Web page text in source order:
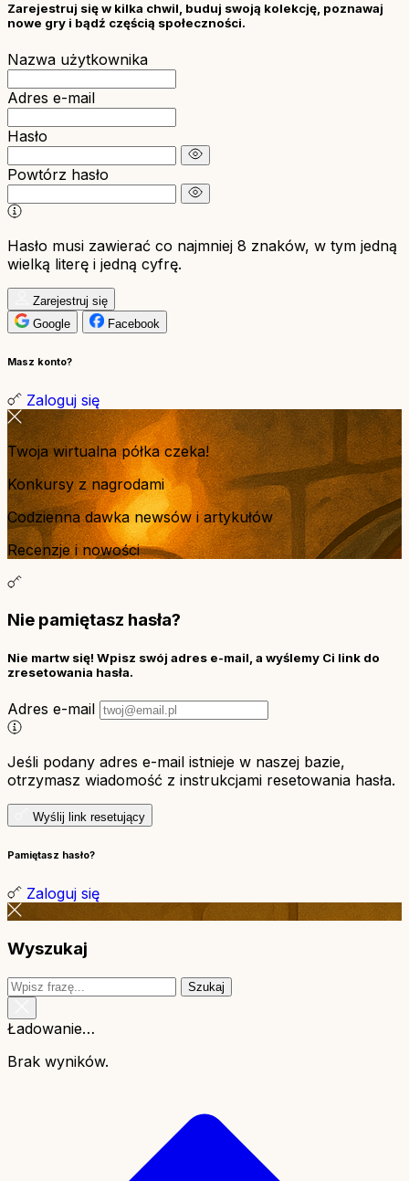
Zarejestruj się w kilka chwil, buduj swoją kolekcję, poznawaj
nowe gry i bądź częścią społeczności.
Nazwa użytkownika
Adres e-mail
Hasło
Powtórz hasło
Hasło musi zawierać co najmniej 8 znaków, w tym jedną
wielką literę i jedną cyfrę.
Zarejestruj się
Google
Facebook
Masz konto?
Zaloguj się
Twoja wirtualna półka czeka!
Konkursy z nagrodami
Codzienna dawka newsów i artykułów
Recenzje i nowości
Nie pamiętasz hasła?
Nie martw się! Wpisz swój adres e-mail, a wyślemy Ci link do
zresetowania hasła.
Adres e-mail
Jeśli podany adres e-mail istnieje w naszej bazie,
otrzymasz wiadomość z instrukcjami resetowania hasła.
Wyślij link resetujący
Pamiętasz hasło?
Zaloguj się
Wyszukaj
Szukaj
Ładowanie…
Brak wyników.